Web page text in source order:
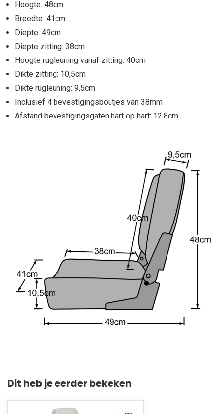
Hoogte: 48cm
Breedte: 41cm
Diepte: 49cm
Diepte zitting: 38cm
Hoogte rugleuning vanaf zitting: 40cm
Dikte zitting: 10,5cm
Dikte rugleuning: 9,5cm
Inclusief 4 bevestigingsboutjes van 38mm
Afstand bevestigingsgaten hart op hart: 12.8cm
Dit heb je eerder bekeken